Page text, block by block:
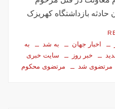
حادثه بازداشتگاه کهریزک
اخبار جهان به شد
به
خبر روز
سایت خبری
مرتضوی شد مرتضوی محکوم